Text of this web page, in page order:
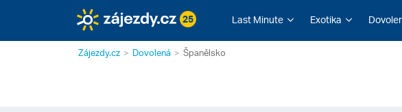
25 Last Minute Exotika
Zájezdy.cz Dovolená Španělsko